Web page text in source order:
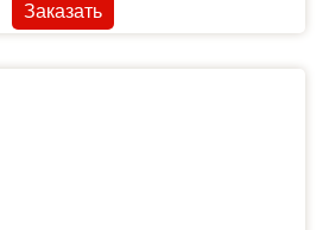
Заказать